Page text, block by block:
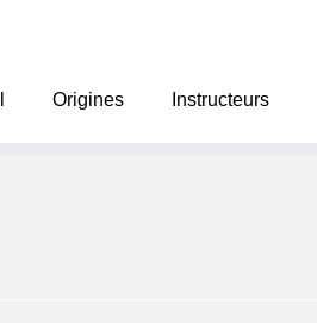
Origines Instructeurs